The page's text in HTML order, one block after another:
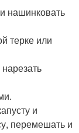
нашинковать
терке или
и
перемешать и